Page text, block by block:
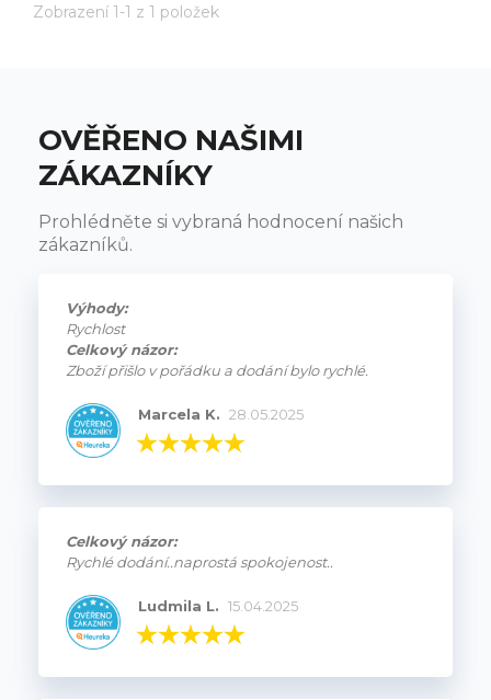
Zobrazení 1-1 z 1 položek
OVĚŘENO NAŠIMI
ZÁKAZNÍKY
Prohlédněte si vybraná hodnocení našich
zákazníků.
Výhody:
Rychlost
Celkový názor:
Zboží přišlo v pořádku a dodání bylo rychlé.
Marcela K. 28.05.2025
Celkový názor:
Rychlé dodání..naprostá spokojenost..
Ludmila L. 15.04.2025